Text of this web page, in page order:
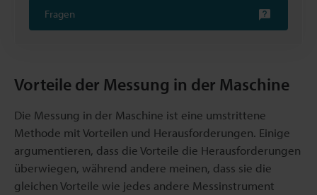
Fragen
Vorteile der Messung in der Maschine
Die Messung in der Maschine ist eine umstrittene
Methode mit Vorteilen und Herausforderungen. Einige
argumentieren, dass die Vorteile die Herausforderungen
überwiegen, während andere meinen, dass sie die
gleichen Vorteile wie jedes andere Messinstrument